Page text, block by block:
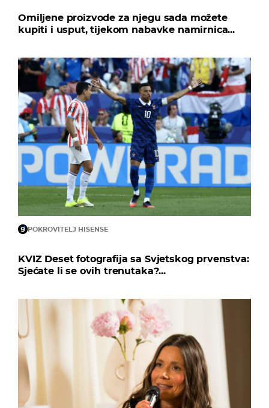
Omiljene proizvode za njegu sada možete
kupiti i usput, tijekom nabavke namirnica...
POKROVITELJ HISENSE
KVIZ Deset fotografija sa Svjetskog prvenstva:
Sjećate li se ovih trenutaka?...